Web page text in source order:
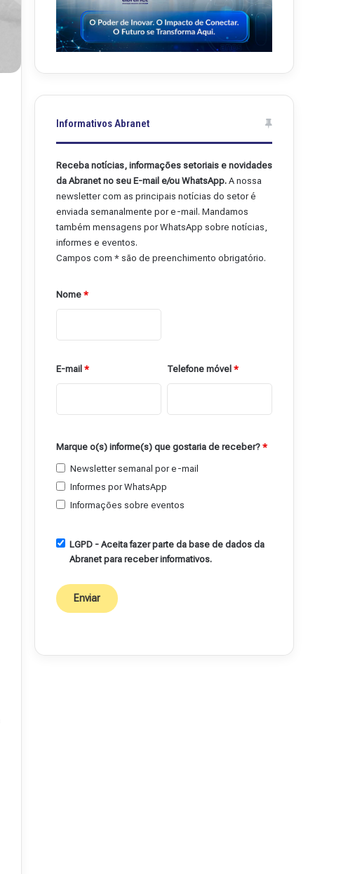
Informativos Abranet
Receba notícias, informações setoriais e novidades
da Abranet no seu E-mail e/ou WhatsApp.A nossa
newsletter com as principais notícias do setor é
enviada semanalmente por e-mail. Mandamos
também mensagens por WhatsApp sobre notícias,
informes e eventos.
Campos com * são de preenchimento obrigatório.
Nome*
E-mail* Telefone móvel *
Marque o(s) informe(s) que gostaria de receber?*
Newsletter semanal por e-mail
Informes por WhatsApp
Informações sobre eventos
LGPD - Aceita fazer parte da base de dados da
Abranet para receber informativos.